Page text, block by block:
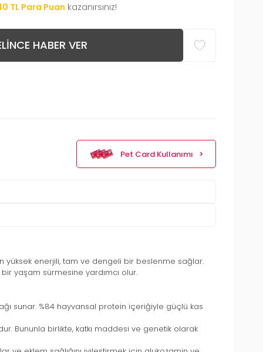
TL Para Puan kazanırsınız!
HABER VER
Pet Card Kullanımı
yüksek enerjili, tam ve dengeli bir beslenme sağlar.
yaşam sürmesine yardımcı olur.
sunar. %84 hayvansal protein içeriğiyle güçlü kas
Bununla birlikte, katkı maddesi ve genetik olarak